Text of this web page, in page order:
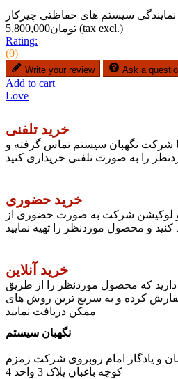
نمایندگی سیستم های حفاظتی چیرکار
تومان5,800,000 (tax excl.)
Rating:
(0)
Write your review Ask a
Add to cart
Love
خرید تلفنی
با شرکت نگهبان سیستم تماس گرفته و
را به صورت تلفنی خریداری کنید
خرید حضوری
و لوکیشن شرکت به صورت حضوری از
کنید و محصول موردنظر را تهیه نمایید
خرید آنلاین
دارید که محصول موردنظر را از طریق
کرده و به سریع ترین روش های
ممکن دریافت نمایید
نگهبان سیستم
و یادگار امام روبروی شرکت زمزم
کوچه باغبان پلاک 3 واحد 4